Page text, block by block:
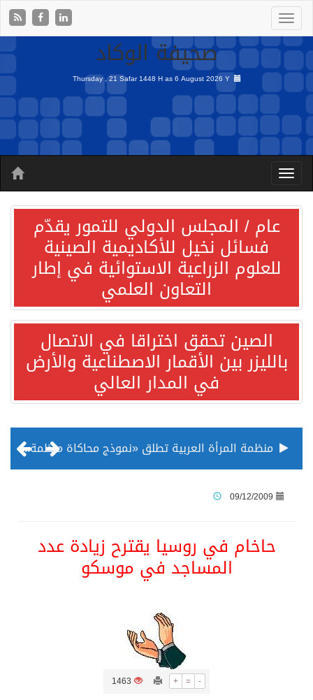
صحيفة الوكاد
Thursday , 21 Safar 1448 H as6 August 2026 Y
عام / المجلس الدولي للتمور يقدّم
فسائل نخيل للأكاديمية الصينية
للعلوم الزراعية الاستوائية في إطار
التعاون العلمي
الصين تحقق اختراقا في الاتصال
بالليزر بين الأقمار الاصطناعية والأرض
في المدار العالي
منظمة المرأة العربية تطلق «نموذج محاكاة منظمة المرأة العربية للشباب» بمشاركة 10 دول عربية..غدًا
09/12/2009
حاخام في روسيا يقترح زيادة عدد
المساجد في موسكو
+ = -
1463